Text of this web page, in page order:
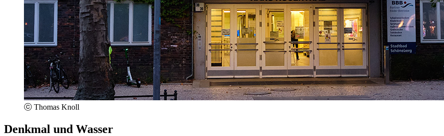
ⓒ Thomas Knoll
Denkmal und Wasser